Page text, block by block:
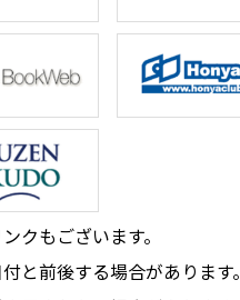
クもございます。
と前後する場合があります。